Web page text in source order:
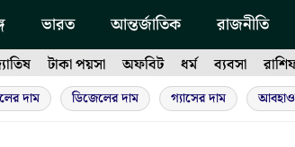
ভারত আন্তর্জাতিক রাজনীতি
টাকা পয়সা অফবিট ধর্ম ব্যবসা
দাম ডিজেলের দাম গ্যাসের দাম